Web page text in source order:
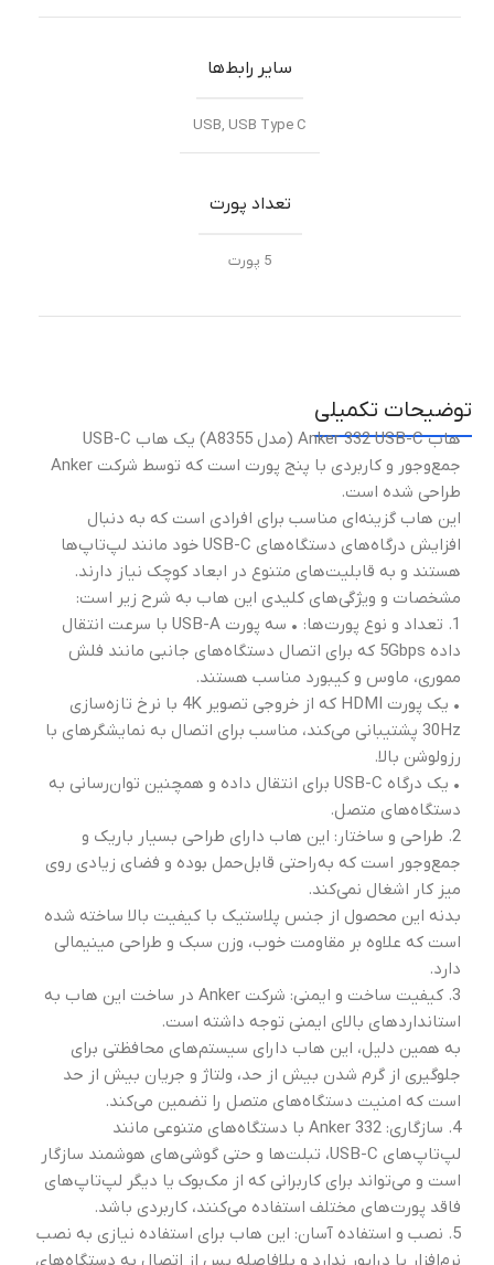
سایر رابط‌ها
USB, USB Type C
تعداد پورت‌
5 پورت
توضیحات تکمیلی
هاب Anker 332 USB-C (مدل A8355) یک هاب USB-C
جمع‌وجور و کاربردی با پنج پورت است که توسط شرکت Anker
طراحی شده است.
این هاب گزینه‌ای مناسب برای افرادی است که به دنبال
افزایش درگاه‌های دستگاه‌های USB-C خود مانند لپ‌تاپ‌ها
هستند و به قابلیت‌های متنوع در ابعاد کوچک نیاز دارند.
مشخصات و ویژگی‌های کلیدی این هاب به شرح زیر است:
1. تعداد و نوع پورت‌ها: • سه پورت USB-A با سرعت انتقال
داده 5Gbps که برای اتصال دستگاه‌های جانبی مانند فلش
مموری، ماوس و کیبورد مناسب هستند.
• یک پورت HDMI که از خروجی تصویر 4K با نرخ تازه‌سازی
30Hz پشتیبانی می‌کند، مناسب برای اتصال به نمایشگرهای با
رزولوشن بالا.
• یک درگاه USB-C برای انتقال داده و همچنین توان‌رسانی به
دستگاه‌های متصل.
2. طراحی و ساختار: این هاب دارای طراحی بسیار باریک و
جمع‌وجور است که به‌راحتی قابل‌حمل بوده و فضای زیادی روی
میز کار اشغال نمی‌کند.
بدنه این محصول از جنس پلاستیک با کیفیت بالا ساخته شده
است که علاوه بر مقاومت خوب، وزن سبک و طراحی مینیمالی
دارد.
3. کیفیت ساخت و ایمنی: شرکت Anker در ساخت این هاب به
استانداردهای بالای ایمنی توجه داشته است.
به همین دلیل، این هاب دارای سیستم‌های محافظتی برای
جلوگیری از گرم شدن بیش از حد، ولتاژ و جریان بیش از حد
است که امنیت دستگاه‌های متصل را تضمین می‌کند.
4. سازگاری: Anker 332 با دستگاه‌های متنوعی مانند
لپ‌تاپ‌های USB-C، تبلت‌ها و حتی گوشی‌های هوشمند سازگار
است و می‌تواند برای کاربرانی که از مک‌بوک یا دیگر لپ‌تاپ‌های
فاقد پورت‌های مختلف استفاده می‌کنند، کاربردی باشد.
5. نصب و استفاده آسان: این هاب برای استفاده نیازی به نصب
نرم‌افزار یا درایور ندارد و بلافاصله پس از اتصال به دستگاه‌های